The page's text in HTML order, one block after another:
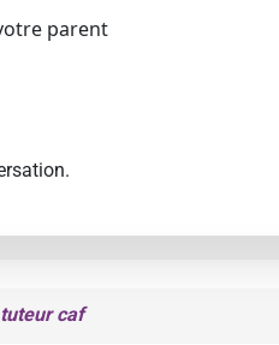
parent
caf